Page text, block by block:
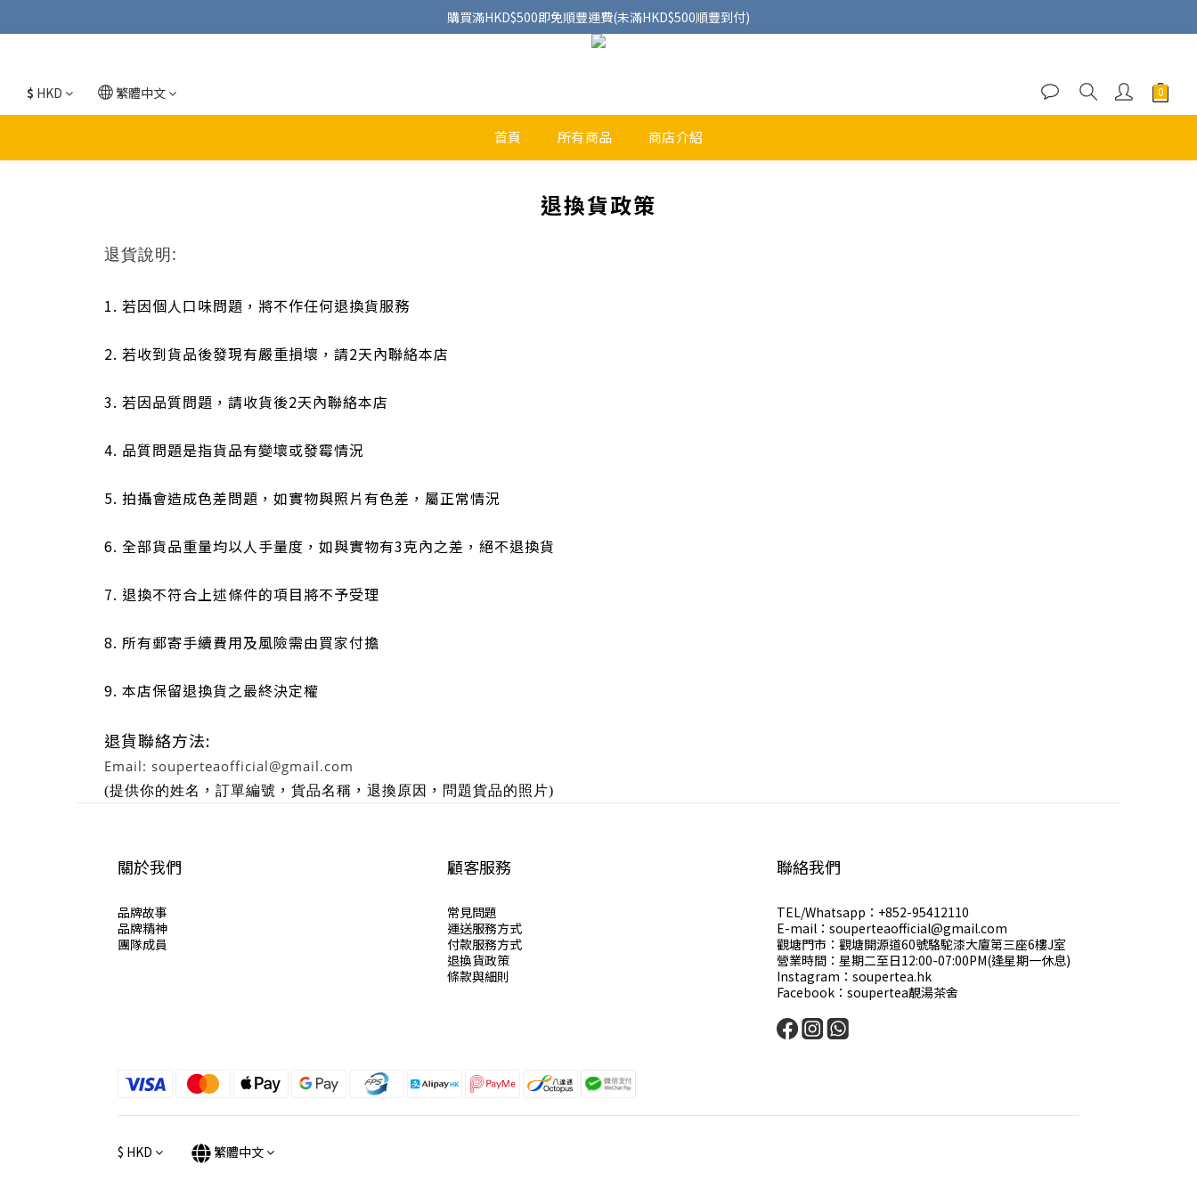
購買滿HKD$500即免順豐運費(未滿HKD$500順豐到付)
$ HKD 繁體中文
首頁 所有商品 商店介紹
退換貨政策
退貨說明:
1. 若因個人口味問題，將不作任何退換貨服務
2. 若收到貨品後發現有嚴重損壞，請2天內聯絡本店
3. 若因品質問題，請收貨後2天內聯絡本店
4. 品質問題是指貨品有變壞或發霉情況
5. 拍攝會造成色差問題，如實物與照片有色差，屬正常情況
6. 全部貨品重量均以人手量度，如與實物有3克內之差，絕不退換貨
7. 退換不符合上述條件的項目將不予受理
8. 所有郵寄手續費用及風險需由買家付擔
9. 本店保留退換貨之最終決定權
退貨聯絡方法:
Email: souperteaofficial@gmail.com
(提供你的姓名 ， 訂單編號 ， 貨品名稱 ， 退換原因 ， 問題貨品的照片)
關於我們
品牌故事
品牌精神
團隊成員
顧客服務
常見問題
運送服務方式
付款服務方式
退換貨政策
條款與細則
聯絡我們
TEL/Whatsapp：+852-95412110
E-mail：souperteaofficial@gmail.com
觀塘門市：觀塘開源道60號駱駝漆大廈第三座6樓J室
營業時間：星期二至日12:00-07:00PM(逢星期一休息)
Instagram：soupertea.hk
Facebook：soupertea靚湯茶舍
$ HKD 繁體中文